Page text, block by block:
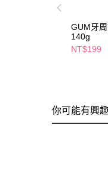
GUM牙
140g
NT$199
你可能有興